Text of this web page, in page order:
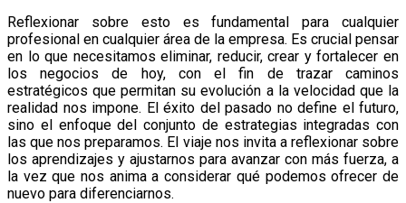
Reflexionar sobre esto es fundamental para cualquier
profesional en cualquier área de la empresa. Es crucial pensar
en lo que necesitamos eliminar, reducir, crear y fortalecer en
los negocios de hoy, con el fin de trazar caminos
estratégicos que permitan su evolución a la velocidad que la
realidad nos impone. El éxito del pasado no define el futuro,
sino el enfoque del conjunto de estrategias integradas con
las que nos preparamos. El viaje nos invita a reflexionar sobre
los aprendizajes y ajustarnos para avanzar con más fuerza, a
la vez que nos anima a considerar qué podemos ofrecer de
nuevo para diferenciarnos.